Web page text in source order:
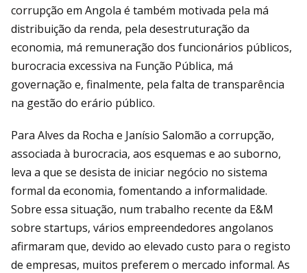
corrupção em Angola é também motivada pela má
distribuição da renda, pela desestruturação da
economia, má remuneração dos funcionários públicos,
burocracia excessiva na Função Pública, má
governação e, finalmente, pela falta de transparência
na gestão do erário público.
Para Alves da Rocha e Janísio Salomão a corrupção,
associada à burocracia, aos esquemas e ao suborno,
leva a que se desista de iniciar negócio no sistema
formal da economia, fomentando a informalidade.
Sobre essa situação, num trabalho recente da E&M
sobre startups, vários empreendedores angolanos
afirmaram que, devido ao elevado custo para o registo
de empresas, muitos preferem o mercado informal. As